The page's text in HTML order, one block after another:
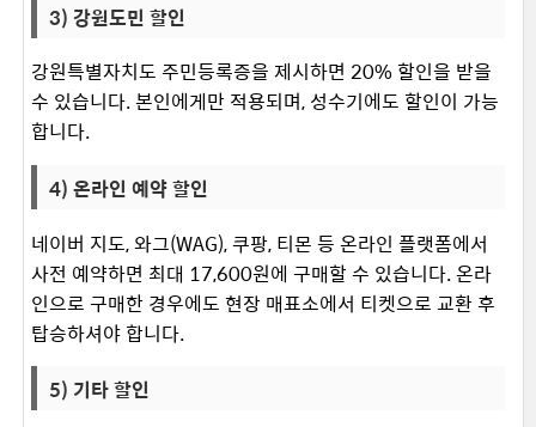
3) 강원도민 할인
강원특별자치도 주민등록증을 제시하면 20% 할인을 받을
수 있습니다. 본인에게만 적용되며, 성수기에도 할인이 가능
합니다. ​
4) 온라인 예약 할인
네이버 지도, 와그(WAG), 쿠팡, 티몬 등 온라인 플랫폼에서
사전 예약하면 최대 17,600원에 구매할 수 있습니다. 온라
인으로 구매한 경우에도 현장 매표소에서 티켓으로 교환 후
탑승하셔야 합니다.
5) 기타 할인